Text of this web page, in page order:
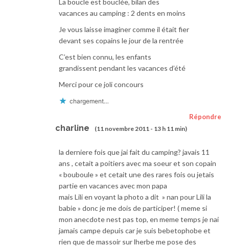
La boucle est bouclée, bilan des
vacances au camping : 2 dents en moins
Je vous laisse imaginer comme il était fier
devant ses copains le jour de la rentrée
C’est bien connu, les enfants
grandissent pendant les vacances d’été
Merci pour ce joli concours
chargement…
charline (11 novembre 2011 - 13 h 11 min)
Répondre
la derniere fois que jai fait du camping? javais 11
ans , cetait a poitiers avec ma soeur et son copain
« bouboule » et cetait une des rares fois ou jetais
partie en vacances avec mon papa
mais Lili en voyant la photo a dit » nan pour Lili la
babie » donc je me dois de participer! ( meme si
mon anecdote nest pas top, en meme temps je nai
jamais campe depuis car je suis bebetophobe et
rien que de massoir sur lherbe me pose des